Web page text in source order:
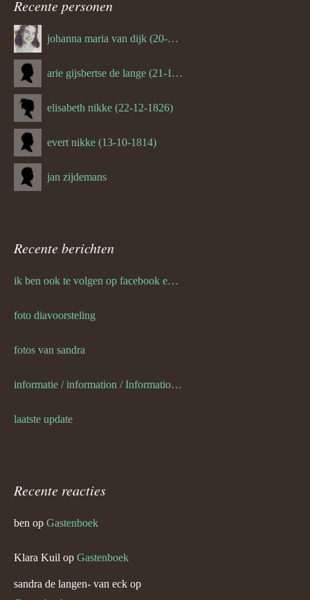
navigatie
Recente personen
johanna maria van dijk (20-07-1939)
arie gijsbertse de lange (21-11-1675)
elisabeth nikke (22-12-1826)
evert nikke (13-10-1814)
jan zijdemans
Recente berichten
ik ben ook te volgen op facebook en twitter
foto diavoorsteling
fotos van sandra
informatie / information / Informationen / l information
laatste update
Recente reacties
ben op Gastenboek
Klara Kuil op Gastenboek
sandra de langen- van eck op